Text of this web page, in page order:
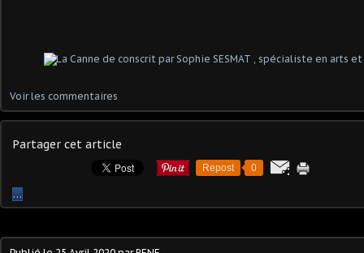
Voir les commentaires
Partager cet article
Repost 0
…